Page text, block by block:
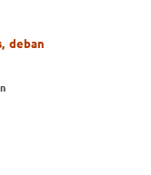
deban